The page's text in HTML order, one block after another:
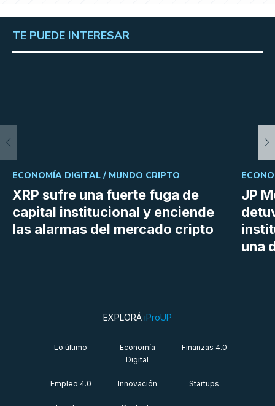
TE PUEDE INTERESAR
XRP sufre una fuerte fuga de
capital institucional y enciende
las alarmas del mercado cripto
ECONOMÍA DIGITAL / MUNDO CRIPTO
JP
una
EXPLORÁ iProUP
Lo último
Economía
Digital
Finanzas 4.0
Empleo 4.0 Innovación Startups